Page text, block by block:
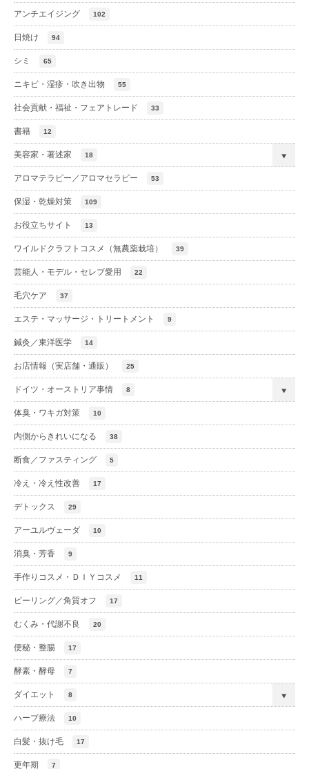
アンチエイジング 102
日焼け 94
シミ 65
ニキビ・湿疹・吹き出物 55
社会貢献・福祉・フェアトレード 33
書籍 12
美容家・著述家 18
アロマテラピー／アロマセラピー 53
保湿・乾燥対策 109
お役立ちサイト 13
ワイルドクラフトコスメ（無農薬栽培） 39
芸能人・モデル・セレブ愛用 22
毛穴ケア 37
エステ・マッサージ・トリートメント 9
鍼灸／東洋医学 14
お店情報（実店舗・通販） 25
ドイツ・オーストリア事情 8
体臭・ワキガ対策 10
内側からきれいになる 38
断食／ファスティング 5
冷え・冷え性改善 17
デトックス 29
アーユルヴェーダ 10
消臭・芳香 9
手作りコスメ・ＤＩＹコスメ 11
ピーリング／角質オフ 17
むくみ・代謝不良 20
便秘・整腸 17
酵素・酵母 7
ダイエット 8
ハーブ療法 10
白髪・抜け毛 17
更年期 7